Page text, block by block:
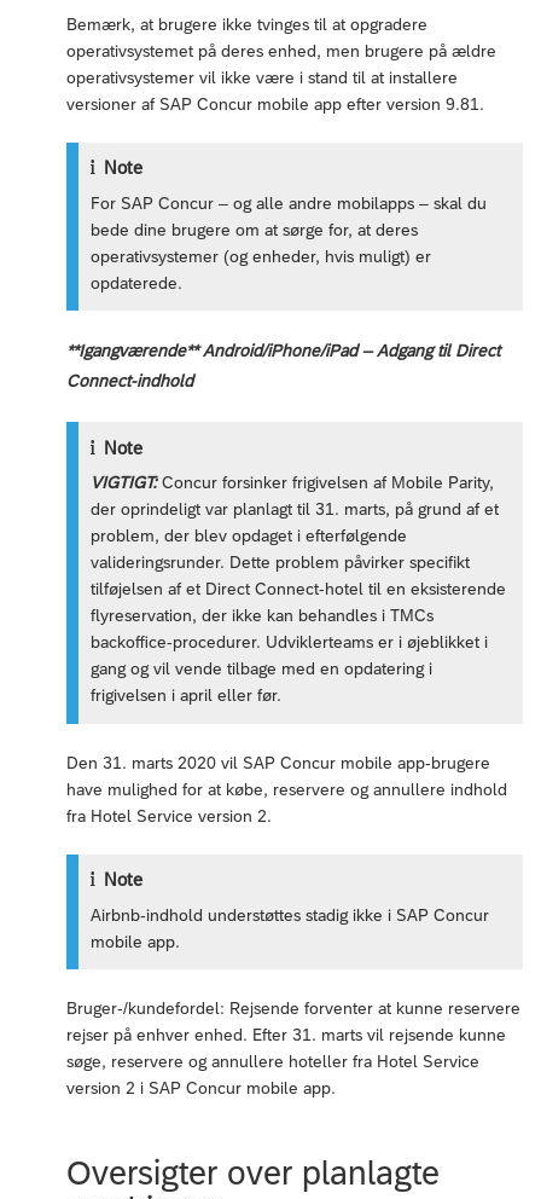
Bemærk, at brugere ikke tvinges til at opgradere
operativsystemet på deres enhed, men brugere på ældre
operativsystemer vil ikke være i stand til at installere
versioner af SAP Concur mobile app efter version 9.81.
Note
For SAP Concur – og alle andre mobilapps – skal du
bede dine brugere om at sørge for, at deres
operativsystemer (og enheder, hvis muligt) er
opdaterede.
**Igangværende** Android/iPhone/iPad – Adgang til Direct
Connect-indhold
Note
VIGTIGT:Concur forsinker frigivelsen af Mobile Parity,
der oprindeligt var planlagt til 31. marts, på grund af et
problem, der blev opdaget i efterfølgende
valideringsrunder. Dette problem påvirker specifikt
tilføjelsen af et Direct Connect-hotel til en eksisterende
flyreservation, der ikke kan behandles i TMCs
backoffice-procedurer. Udviklerteams er i øjeblikket i
gang og vil vende tilbage med en opdatering i
frigivelsen i april eller før.
Den 31. marts 2020 vil SAP Concur mobile app-brugere
have mulighed for at købe, reservere og annullere indhold
fra Hotel Service version 2.
Note
Airbnb-indhold understøttes stadig ikke i SAP Concur
mobile app.
Bruger-/kundefordel: Rejsende forventer at kunne reservere
rejser på enhver enhed. Efter 31. marts vil rejsende kunne
søge, reservere og annullere hoteller fra Hotel Service
version 2 i SAP Concur mobile app.
Oversigter over planlagte